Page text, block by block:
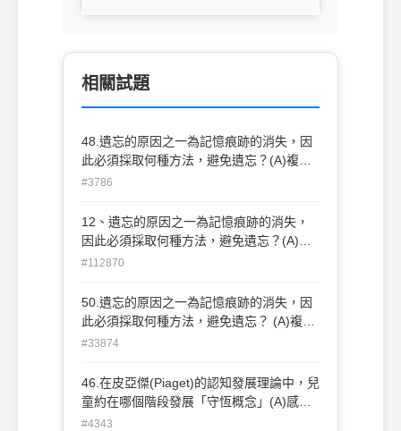
相關試題
48.遺忘的原因之一為記憶痕跡的消失，因
此必須採取何種方法，避免遺忘？(A)複
習 (B)加強生理保健 (C)避免學習資料間
#3786
12、遺忘的原因之一為記憶痕跡的消失，
因此必須採取何種方法，避免遺忘？(A)複
習(B)加強生理保健(C)避免學習資料間的干
#112870
50.遺忘的原因之一為記憶痕跡的消失，因
此必須採取何種方法，避免遺忘？ (A)複習
(B)加強生理保健(C)避免學習資料間的干擾
#33874
46.在皮亞傑(Piaget)的認知發展理論中，兒
童約在哪個階段發展「守恆概念」(A)感覺
動作期 (B)前運思期 (C)具體運思期 (D)形
#4343